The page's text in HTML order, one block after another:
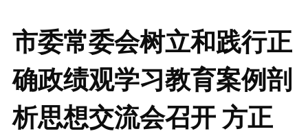
市委常委会树立和践行正
确政绩观学习教育案例剖
析思想交流会召开 方正